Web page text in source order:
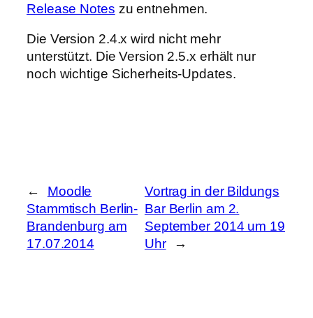
Release Notes zu entnehmen.
Die Version 2.4.x wird nicht mehr
unterstützt. Die Version 2.5.x erhält nur
noch wichtige Sicherheits-Updates.
←
Moodle
Stammtisch Berlin-
Brandenburg am
17.07.2014
Vortrag in der Bildungs
Bar Berlin am 2.
September 2014 um 19
Uhr
→